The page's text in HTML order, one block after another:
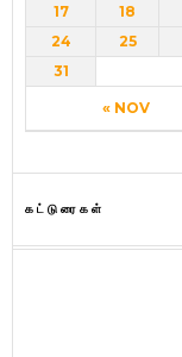
« NOV
17
18
24
25
31
கட்டுரைகள்